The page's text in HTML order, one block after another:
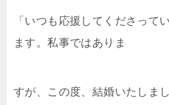
「いつも応援してくださって
ます。私事ではありま
すが、この度、結婚いたしまし